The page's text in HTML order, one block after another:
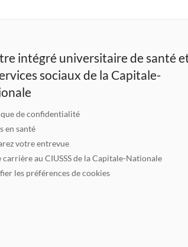
n
intégré universitaire de santé
sociaux de la Capitale-
de confidentialité
en santé
votre entrevue
carrière au CIUSSS de la Capitale-Nationale
les préférences de cookies